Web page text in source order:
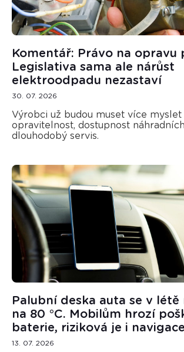
Komentář: Právo na opravu
Legislativa sama ale nárůst
elektroodpadu nezastaví
30. 07. 2026
Výrobci už budou muset více myslet
opravitelnost, dostupnost
dlouhodobý servis.
Palubní deska auta se v létě
na 80 °C. Mobilům hrozí
baterie, riziková je i navigace
13. 07. 2026